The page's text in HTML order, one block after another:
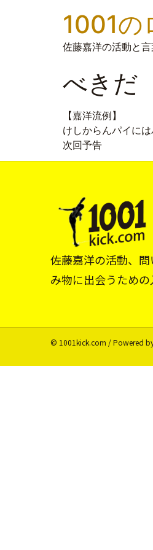
1001の
佐藤嘉洋の活動と
べきだ
【嘉洋流例】
けしからんパイには
次回予告
佐藤嘉洋の活動、
み物に出会うための
© 1001kick.com / Powered